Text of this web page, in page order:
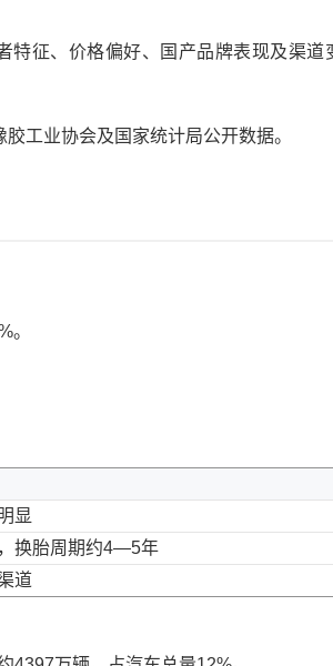
征、价格偏好、国产品牌表现及渠道
工业协会及国家统计局公开数据。
。
显
换胎周期约4—5年
道